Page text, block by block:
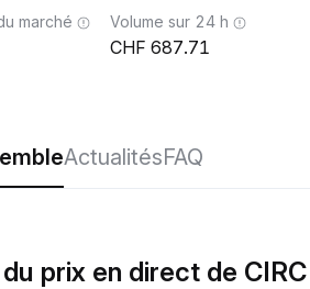
marché Volume sur 24 h
687.71
ActualitésFAQ
prix en direct de CIRC